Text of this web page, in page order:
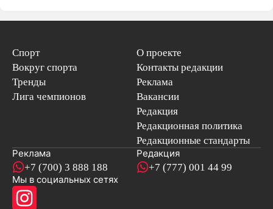
Спорт
Вокруг спорта
Тренды
Лига чемпионов
О проекте
Контакты редакции
Реклама
Вакансии
Редакция
Редакционная политика
Редакционные стандарты
Реклама
+7 (700) 3 888 188
Редакция
+7 (777) 001 44 99
Мы в социальных сетях